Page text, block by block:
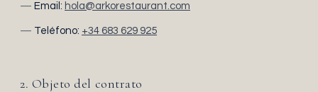
Email: hola@arkorestaurant.com
Teléfono: +34 683 629 925
2. Objeto del contrato